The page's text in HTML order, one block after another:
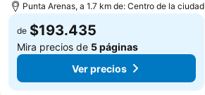
Punta Arenas, a 1.7 km de: Centro de la ciudad
de $193.435
Mira precios de 5 páginas
Ver precios